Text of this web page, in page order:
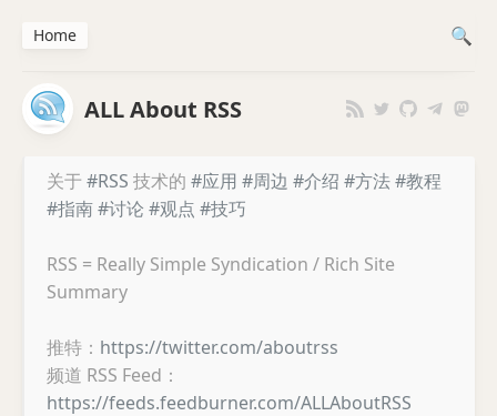
ALL About RSS
关于 #RSS 技术的 #应用 #周边 #介绍 #方法#教程
#指南#讨论 #观点 #技巧
RSS = Really Simple Syndication / Rich Site
Summary
推特： https://twitter.com/aboutrss
频道 RSS Feed：
https://feeds.feedburner.com/ALLAboutRSS
Home